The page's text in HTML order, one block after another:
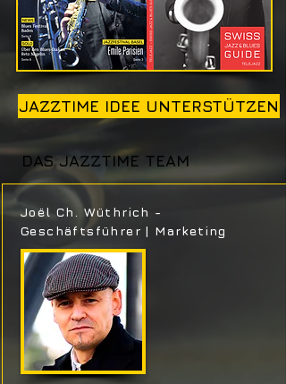
JAZZTIME IDEE UNTERSTÜTZEN
DAS JAZZTIME TEAM
Joël Ch. Wüthrich -
Geschäftsführer | Marketing